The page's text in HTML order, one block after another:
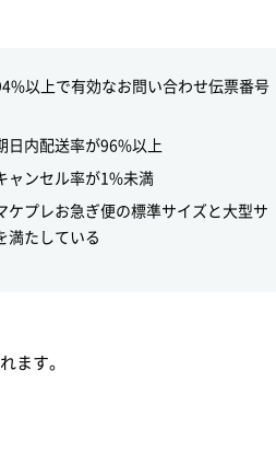
以上で有効なお問い合わせ伝票番号
日内配送率が96%以上
ャンセル率が1%未満
ケプレお急ぎ便の標準サイズと大型サ
満たしている
ます。